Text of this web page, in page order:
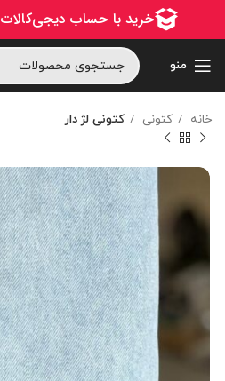
منو
خانه کتونی کتونی لژ دار